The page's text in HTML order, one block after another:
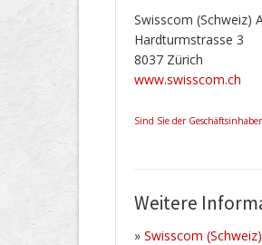
Swisscom (Schweiz)
Hardturmstrasse 3
8037 Zürich
www.swisscom.ch
Sind Sie der
Weitere
» Swisscom